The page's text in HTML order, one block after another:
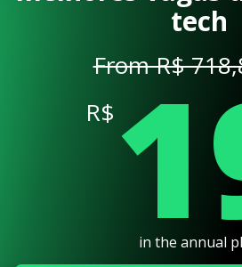
tech
From R$
R$
in the annual